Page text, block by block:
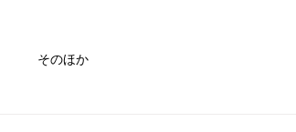
そのほか